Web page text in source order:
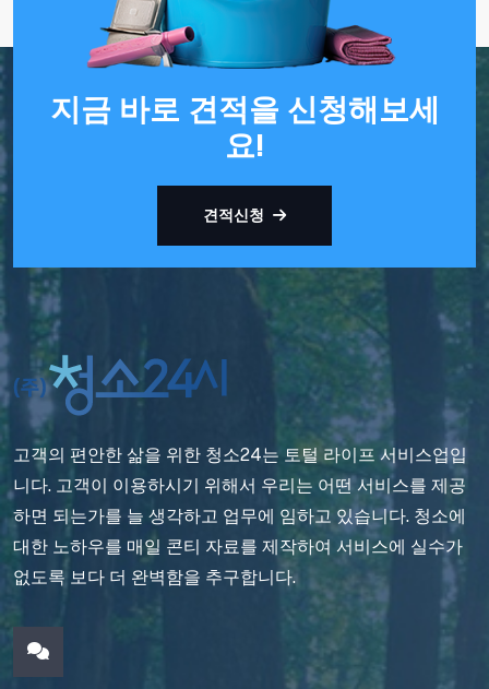
지금 바로 견적을 신청해보세
요!
견적신청
고객의 편안한 삶을 위한 청소24는 토털 라이프 서비스업입
니다. 고객이 이용하시기 위해서 우리는 어떤 서비스를 제공
하면 되는가를 늘 생각하고 업무에 임하고 있습니다. 청소에
대한 노하우를 매일 콘티 자료를 제작하여 서비스에 실수가
없도록 보다 더 완벽함을 추구합니다.